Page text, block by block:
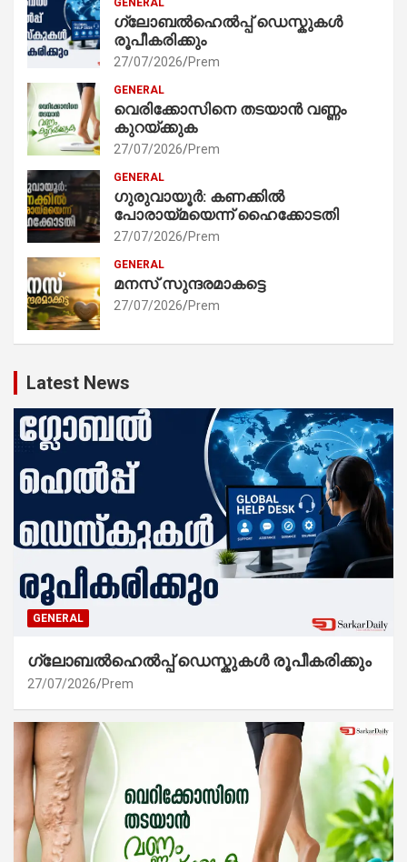
ഗ്ലോബൽഹെൽപ്പ് ഡെസ്കുകൾ
രൂപീകരിക്കും
27/07/2026 Prem
GENERAL
വെരിക്കോസിനെ തടയാൻ വണ്ണം
കുറയ്ക്കുക
27/07/2026 Prem
GENERAL
ഗുരുവായൂർ: കണക്കിൽ
പോരായ്മയെന്ന് ഹൈക്കോടതി
27/07/2026 Prem
GENERAL
മനസ് സുന്ദരമാകട്ടെ
27/07/2026 Prem
Latest News
GENERAL
ഗ്ലോബൽഹെൽപ്പ് ഡെസ്കുകൾ രൂപീകരിക്കും
27/07/2026 Prem